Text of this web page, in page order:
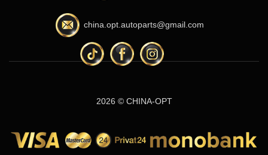
china.opt.autoparts@gmail.com
2026 © CHINA-OPT